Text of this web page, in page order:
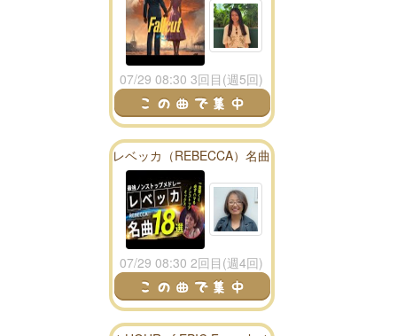
07/29 08:30 3回目(週5回)
レベッカ（REBECCA）名曲
ノンストップメドレー18
選！DMCリメイク版Vol.11
07/29 08:30 2回目(週4回)